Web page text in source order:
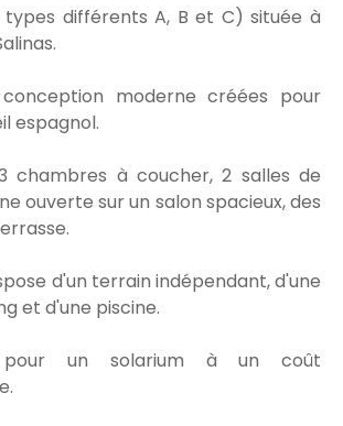
types différents A, B et C) située à
moderne créées pour
espagnol.
chambres à coucher, 2 salles de
ouverte sur un salon spacieux, des
d'un terrain indépendant, d'une
et d'une piscine.
un solarium à un coût